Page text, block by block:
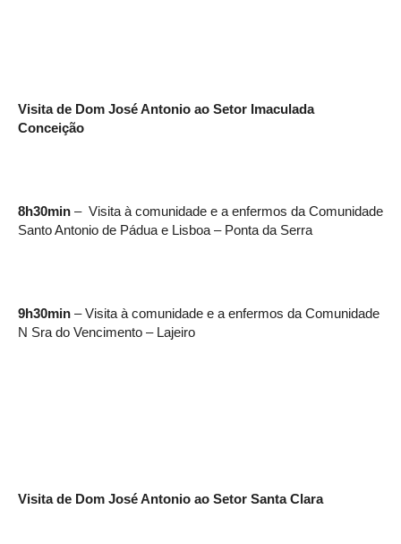
Visita de Dom José Antonio ao Setor Imaculada
Conceição
8h30min – Visita à comunidade e a enfermos da Comunidade
Santo Antonio de Pádua e Lisboa – Ponta da Serra
9h30min – Visita à comunidade e a enfermos da Comunidade
N Sra do Vencimento – Lajeiro
Visita de Dom José Antonio ao Setor Santa Clara